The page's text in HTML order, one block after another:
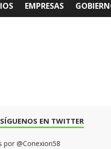
EMPRESAS
SÍGUENOS EN TWITTER
por @Conexion58